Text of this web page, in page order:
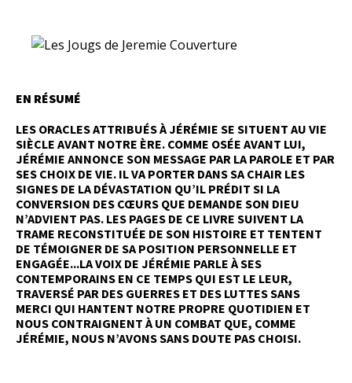
EN RÉSUMÉ
LES ORACLES ATTRIBUÉS À JÉRÉMIE SE SITUENT AU VIE
SIÈCLE AVANT NOTRE ÈRE. COMME OSÉE AVANT LUI,
JÉRÉMIE ANNONCE SON MESSAGE PAR LA PAROLE ET PAR
SES CHOIX DE VIE. IL VA PORTER DANS SA CHAIR LES
SIGNES DE LA DÉVASTATION QU’IL PRÉDIT SI LA
CONVERSION DES CŒURS QUE DEMANDE SON DIEU
N’ADVIENT PAS. LES PAGES DE CE LIVRE SUIVENT LA
TRAME RECONSTITUÉE DE SON HISTOIRE ET TENTENT
DE TÉMOIGNER DE SA POSITION PERSONNELLE ET
ENGAGÉE...LA VOIX DE JÉRÉMIE PARLE À SES
CONTEMPORAINS EN CE TEMPS QUI EST LE LEUR,
TRAVERSÉ PAR DES GUERRES ET DES LUTTES SANS
MERCI QUI HANTENT NOTRE PROPRE QUOTIDIEN ET
NOUS CONTRAIGNENT À UN COMBAT QUE, COMME
JÉRÉMIE, NOUS N’AVONS SANS DOUTE PAS CHOISI.